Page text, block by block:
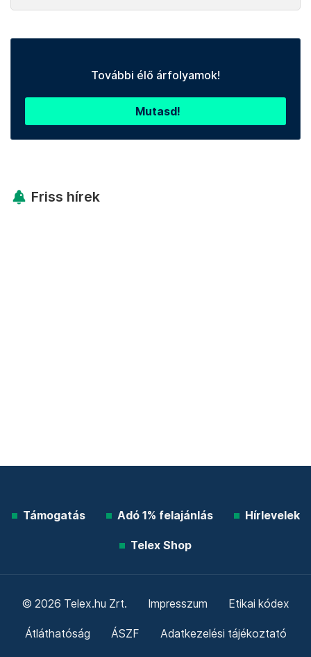
További élő árfolyamok!
Mutasd!
Friss hírek
Támogatás Adó 1% felajánlás Hírlevelek
Telex Shop
© 2026 Telex.hu Zrt. Impresszum Etikai kódex
Átláthatóság ÁSZF Adatkezelési tájékoztató